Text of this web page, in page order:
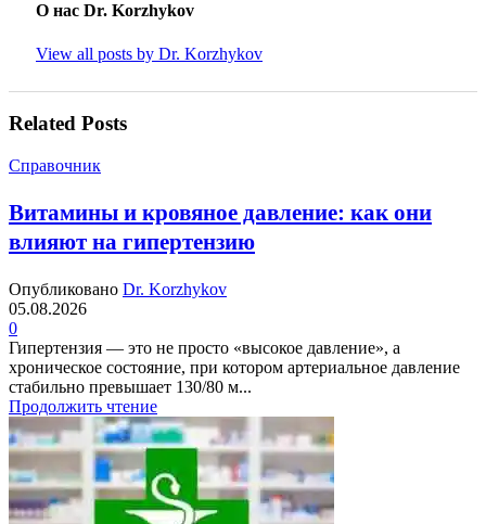
О нас Dr. Korzhykov
View all posts by Dr. Korzhykov
Related Posts
Справочник
Витамины и кровяное давление: как они
влияют на гипертензию
Опубликовано Dr. Korzhykov
05.08.2026
0
Гипертензия — это не просто «высокое давление», а
хроническое состояние, при котором артериальное давление
стабильно превышает 130/80 м...
Продолжить чтение